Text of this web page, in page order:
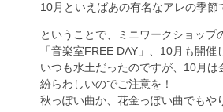
10月といえばあの有名なアレの季節
ということで、ミニワークショップ
「音楽室FREE DAY」、10月も開催
いつも水土だったのですが、10月は
紛らわしいのでご注意を！
秋っぽい曲か、花金っぽい曲でもや